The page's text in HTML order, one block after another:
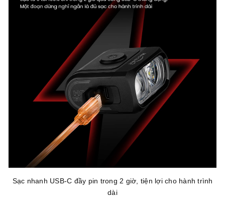
Sạc nhanh USB-C đầy pin trong 2 giờ, tiện lợi cho hành trình
dài